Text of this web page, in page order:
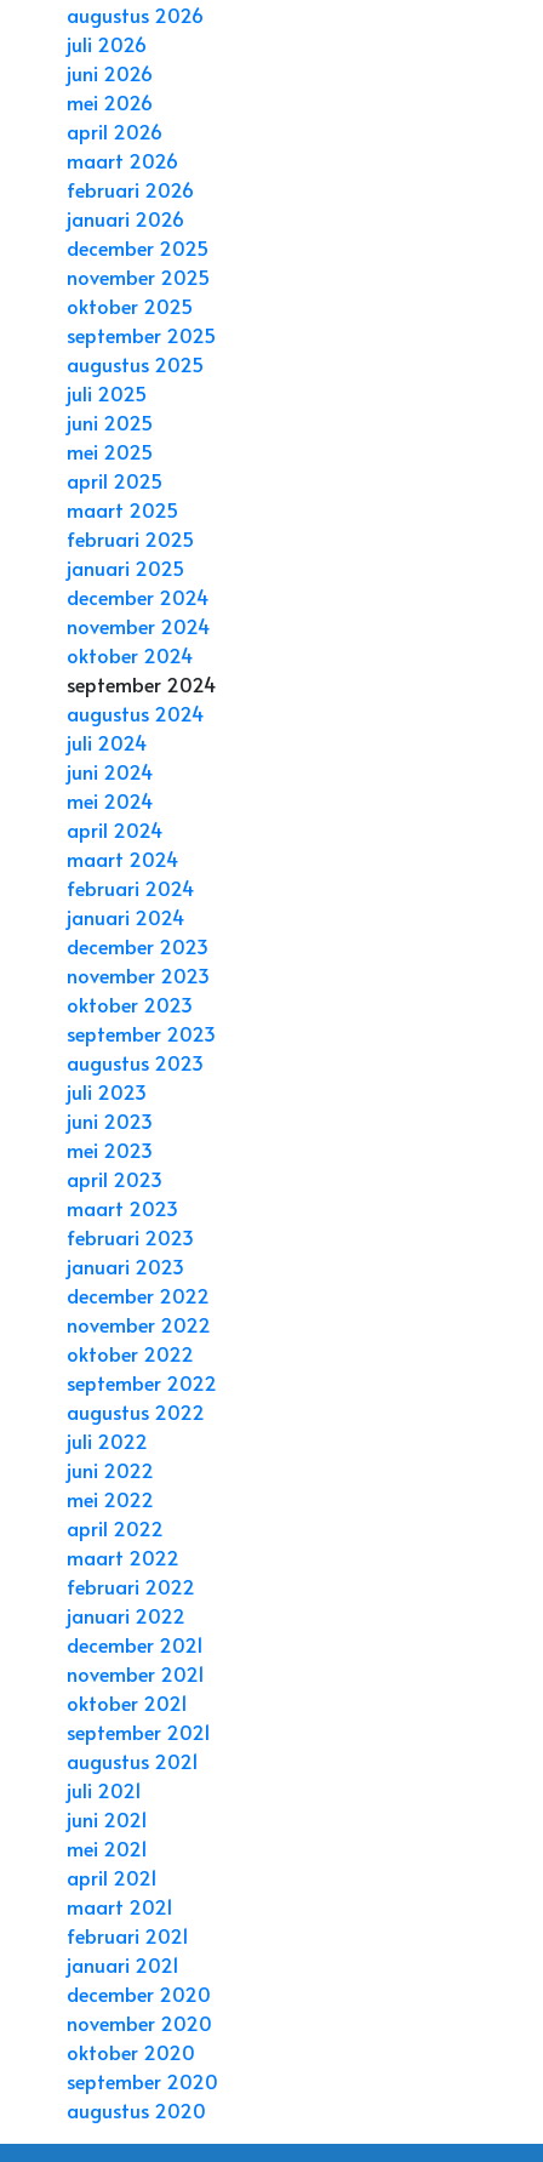
augustus 2026
juli 2026
juni 2026
mei 2026
april 2026
maart 2026
februari 2026
januari 2026
december 2025
november 2025
oktober 2025
september 2025
augustus 2025
juli 2025
juni 2025
mei 2025
april 2025
maart 2025
februari 2025
januari 2025
december 2024
november 2024
oktober 2024
september 2024
augustus 2024
juli 2024
juni 2024
mei 2024
april 2024
maart 2024
februari 2024
januari 2024
december 2023
november 2023
oktober 2023
september 2023
augustus 2023
juli 2023
juni 2023
mei 2023
april 2023
maart 2023
februari 2023
januari 2023
december 2022
november 2022
oktober 2022
september 2022
augustus 2022
juli 2022
juni 2022
mei 2022
april 2022
maart 2022
februari 2022
januari 2022
december 2021
november 2021
oktober 2021
september 2021
augustus 2021
juli 2021
juni 2021
mei 2021
april 2021
maart 2021
februari 2021
januari 2021
december 2020
november 2020
oktober 2020
september 2020
augustus 2020